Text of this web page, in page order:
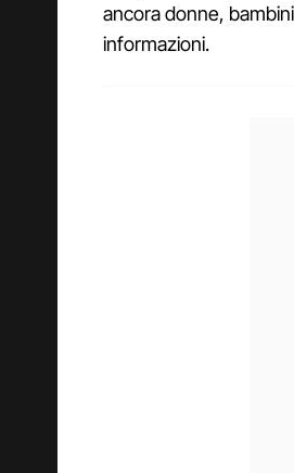
ancora donne,
informazioni.